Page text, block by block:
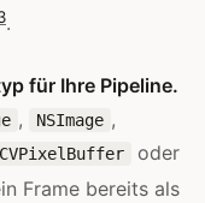
.
für Ihre Pipeline.
, NSImage ,
CVPixelBuffer
oder
Frame bereits als